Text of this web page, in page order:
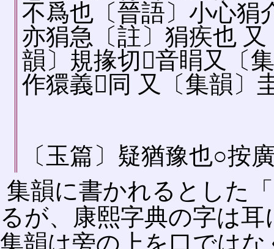
不爲也〔晉語〕小心狷
亦狷急󠄁〔註󠄁〕狷疾也
韻〕規掾切𡘋音󠄁睊又〔
作獧義𡘋同 又〔集韻〕
〔玉篇〕疑猶󠄂豫也○按
集韻に書かれるとした
るが、康熙字典の字は
集韻は旁の上を口では